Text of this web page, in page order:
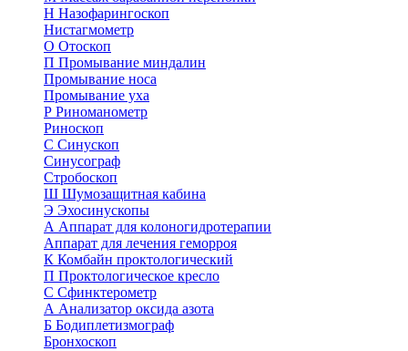
Н Назофарингоскоп
Нистагмометр
О Отоскоп
П Промывание миндалин
Промывание носа
Промывание уха
Р Риноманометр
Риноскоп
С Синускоп
Синусограф
Стробоскоп
Ш Шумозащитная кабина
Э Эхосинускопы
А Аппарат для колоногидротерапии
Аппарат для лечения геморроя
К Комбайн проктологический
П Проктологическое кресло
С Сфинктерометр
А Анализатор оксида азота
Б Бодиплетизмограф
Бронхоскоп